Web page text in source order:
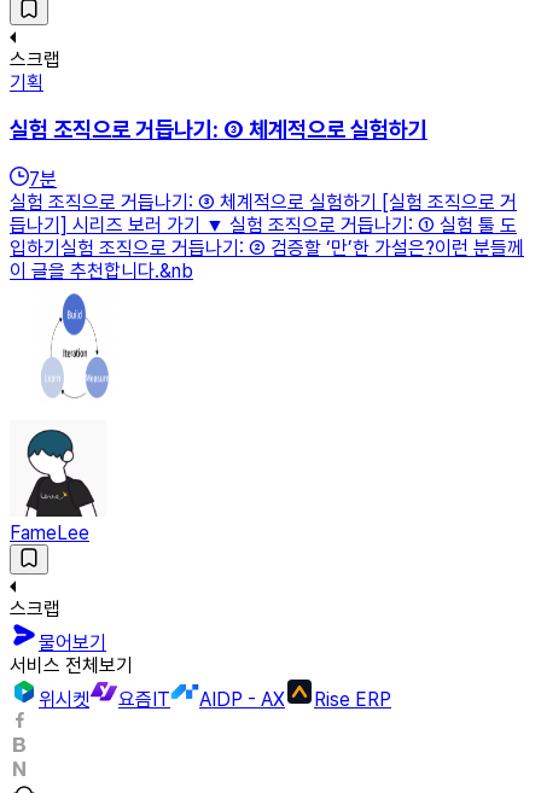
스크랩
기획
실험 조직으로 거듭나기: ③ 체계적으로 실험하기
7분
실험 조직으로 거듭나기: ③ 체계적으로 실험하기 [실험 조직으로 거
듭나기] 시리즈 보러 가기 ▼ 실험 조직으로 거듭나기: ① 실험 툴 도
입하기실험 조직으로 거듭나기: ② 검증할 ‘만’한 가설은?이런 분들께
이 글을 추천합니다.&nb
FameLee
스크랩
물어보기
서비스 전체보기
위시켓
요즘IT AIDP - AX Rise ERP